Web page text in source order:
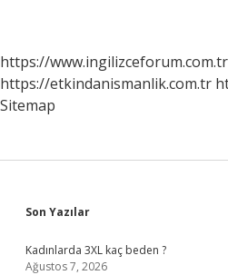
https://www.ingilizceforum.com.tr
https://etkindanismanlik.com.tr
Sitemap
Sidebar
Son Yazılar
Kadınlarda 3XL kaç beden ?
Ağustos 7, 2026